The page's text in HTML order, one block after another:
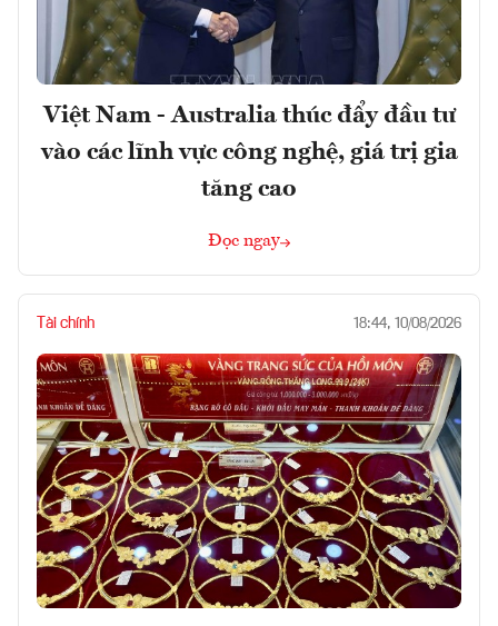
Việt Nam - Australia thúc đẩy đầu tư
vào các lĩnh vực công nghệ, giá trị gia
tăng cao
Đọc ngay
Tài chính 18:44, 10/08/2026